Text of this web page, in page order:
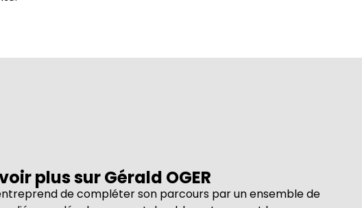
plus sur Gérald OGER
de compléter son parcours par un ensemble de